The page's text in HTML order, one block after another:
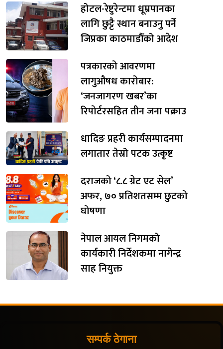
होटल-रेष्टुरेन्टमा धूम्रपानका
लागि छुट्टै स्थान बनाउनु पर्ने
जिप्रका काठमाडौँको आदेश
पत्रकारको आवरणमा
लागुऔषध कारोबार:
‘जनजागरण खबर’का
रिपोर्टरसहित तीन जना पक्राउ
धादिङ प्रहरी कार्यसम्पादनमा
लगातार तेस्रो पटक उत्कृष्ट
दराजको ‘८.८ ग्रेट एट सेल’
अफर, ७० प्रतिशतसम्म छुटको
घोषणा
नेपाल आयल निगमको
कार्यकारी निर्देशकमा नागेन्द्र
साह नियुक्त
सम्पर्क ठेगाना